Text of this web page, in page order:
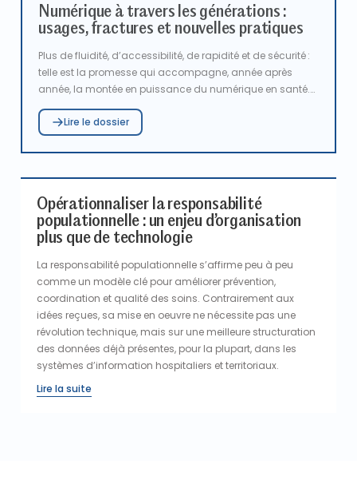
Numérique à travers les générations :
usages, fractures et nouvelles pratiques
Plus de fluidité, d’accessibilité, de rapidité et de sécurité :
telle est la promesse qui accompagne, année après
année, la montée en puissance du numérique en santé.
De la télémédecine aux outils d’intelligence artificielle, en
passant par les plateformes de prise de rendez-vous et le
dossier médical partagé, ces innovations transforment
en profondeur les pratiques et les parcours de soins. Mais
au-delà de l’enthousiasme qu’elles suscitent, elles
patients, professionnels, aidants et générations, ou
risquent-elles de creuser de nouvelles inégalités ?
Lire le dossier
Opérationnaliser la responsabilité
populationnelle : un enjeu d’organisation
plus que de technologie
La responsabilité populationnelle s’affirme peu à peu
comme un modèle clé pour améliorer prévention,
coordination et qualité des soins. Contrairement aux
idées reçues, sa mise en oeuvre ne nécessite pas une
révolution technique, mais sur une meilleure structuration
des données déjà présentes, pour la plupart, dans les
systèmes d’information hospitaliers et territoriaux.
Lire la suite